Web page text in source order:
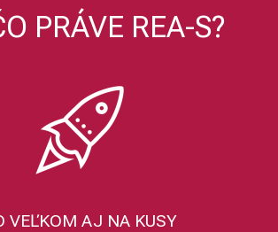
PRÁVE REA-S?
VEĽKOM AJ NA KUSY